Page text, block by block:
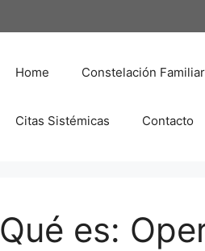
Home Constelación
Citas Sistémicas Contacto
Qué es: